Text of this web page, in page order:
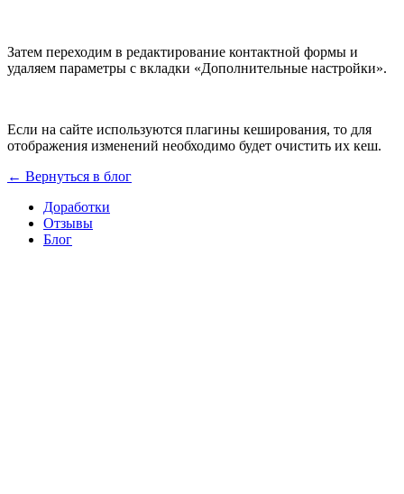
Затем переходим в редактирование контактной формы и
удаляем параметры с вкладки «Дополнительные настройки».
Если на сайте используются плагины кеширования, то для
отображения изменений необходимо будет очистить их кеш.
← Вернуться в блог
Доработки
Отзывы
Блог